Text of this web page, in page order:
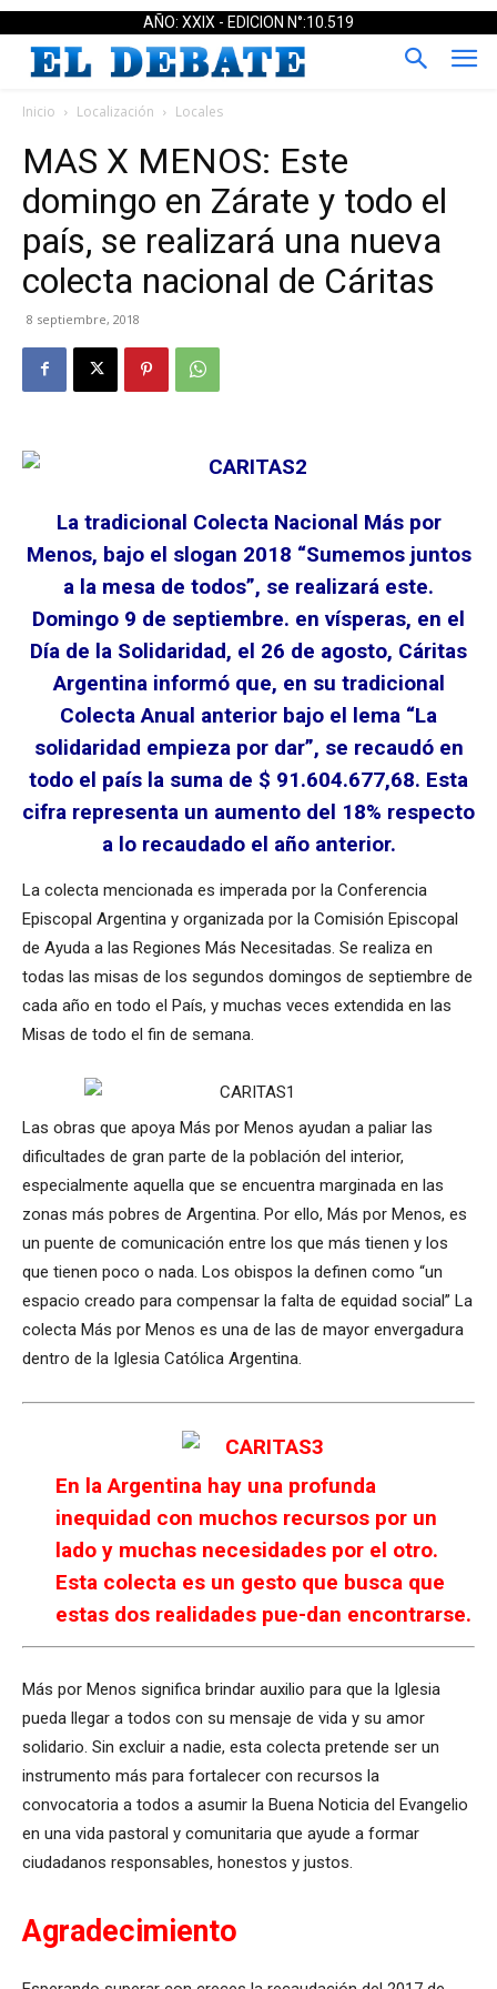
AÑO: XXIX - EDICION N°:10.519
Inicio Localización Locales
MAS X MENOS: Este
domingo en Zárate y todo el
país, se realizará una nueva
colecta nacional de Cáritas
8 septiembre, 2018
La tradicional Colecta Nacional Más por
Menos, bajo el slogan 2018 “Sumemos juntos
a la mesa de todos”, se realizará este.
Domingo 9 de septiembre. en vísperas, en el
Día de la Solidaridad, el 26 de agosto, Cáritas
Argentina informó que, en su tradicional
Colecta Anual anterior bajo el lema “La
solidaridad empieza por dar”, se recaudó en
todo el país la suma de $ 91.604.677,68. Esta
cifra representa un aumento del 18% respecto
a lo recaudado el año anterior.
La colecta mencionada es imperada por la Conferencia
Episcopal Argentina y organizada por la Comisión Episcopal
de Ayuda a las Regiones Más Necesitadas. Se realiza en
todas las misas de los segundos domingos de septiembre de
cada año en todo el País, y muchas veces extendida en las
Misas de todo el fin de semana.
Las obras que apoya Más por Menos ayudan a paliar las
dificultades de gran parte de la población del interior,
especialmente aquella que se encuentra marginada en las
zonas más pobres de Argentina. Por ello, Más por Menos, es
un puente de comunicación entre los que más tienen y los
que tienen poco o nada. Los obispos la definen como “un
espacio creado para compensar la falta de equidad social” La
colecta Más por Menos es una de las de mayor envergadura
dentro de la Iglesia Católica Argentina.
En la Argentina hay una profunda
inequidad con muchos recursos por un
lado y muchas necesidades por el otro.
Esta colecta es un gesto que busca que
estas dos realidades pue-dan encontrarse.
Más por Menos significa brindar auxilio para que la Iglesia
pueda llegar a todos con su mensaje de vida y su amor
solidario. Sin excluir a nadie, esta colecta pretende ser un
instrumento más para fortalecer con recursos la
convocatoria a todos a asumir la Buena Noticia del Evangelio
en una vida pastoral y comunitaria que ayude a formar
ciudadanos responsables, honestos y justos.
Agradecimiento